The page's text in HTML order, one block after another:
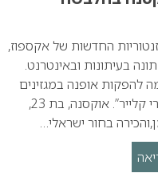
החדשות של אקספוז,
בעיתונות ובאינטרנט.
הצטלמה להפקות אופנה במגזינים
החשובים בעולם ביניהם “ווג” ו”מארי קלייר”. אוקסנה, בת 23,
בחור ישראלי…